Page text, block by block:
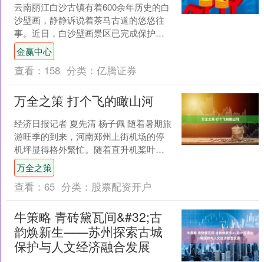
云南丽江白沙古镇有着600余年历史的白
沙壁画，静静诉说着茶马古道的悠悠往
事。近日，白沙壁画景区已完成保护性
提升与数字化改造，助力游客更加直观
地感受壁画艺术魅力。....
金赢中心
查看： 158 分类： 亿腾证券
万全之策 打个飞的瞰山河
经济日报记者 夏先清 杨子佩 随着暑期旅
游旺季的到来，河南郑州上街机场的停
机坪显得格外繁忙。随着直升机桨叶轰
鸣，一批批游客腾空而起——他们不是
赶路的行者，而是专....
万全之策
查看： 65 分类： 股票配资开户
牛策略 青砖黛瓦间&#32;古
韵焕新生——苏州探索古城
保护与人文经济融合发展